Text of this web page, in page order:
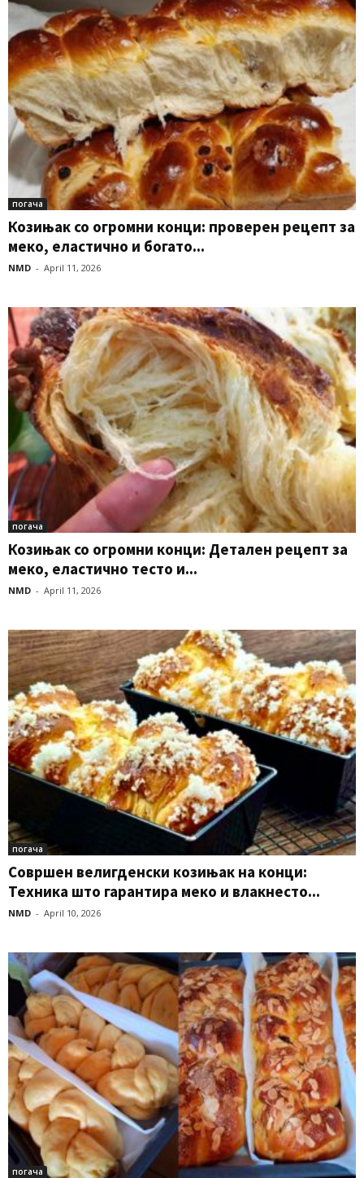
погача
Козињак со огромни конци: проверен рецепт за
меко, еластично и богато...
NMD - April 11, 2026
погача
Козињак со огромни конци: Детален рецепт за
меко, еластично тесто и...
NMD - April 11, 2026
погача
Совршен велигденски козињак на конци:
Техника што гарантира меко и влакнесто...
NMD - April 10, 2026
погача